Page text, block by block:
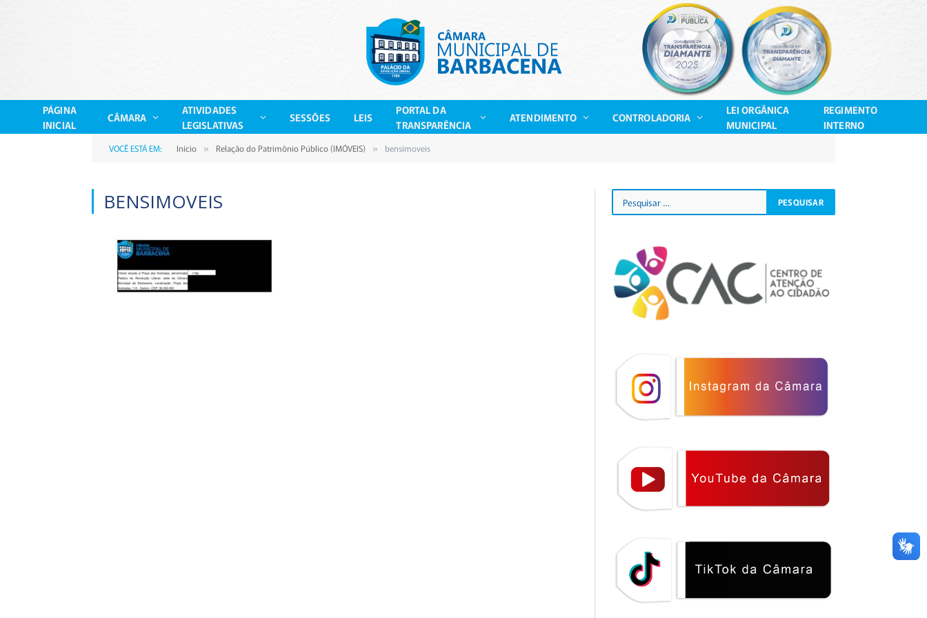
PÁGINA
INICIAL
CÂMARA
ATIVIDADES
LEGISLATIVAS
SESSÕES LEIS
PORTAL DA
TRANSPARÊNCIA
ATENDIMENTO CONTROLADORIA
LEI ORGÂNICA
MUNICIPAL
REGIMENTO
INTERNO
VOCÊ ESTÁ EM: Início » Relação do Patrimônio Público (IMÓVEIS) » bensimoveis
BENSIMOVEIS